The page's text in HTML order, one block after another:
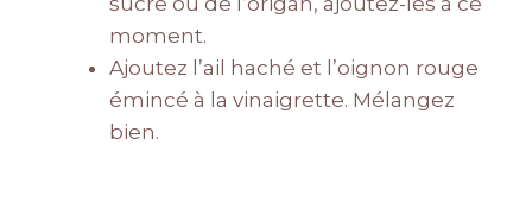
moment.
Ajoutez l’ail haché et l’oignon rouge
émincé à la vinaigrette. Mélangez
bien.